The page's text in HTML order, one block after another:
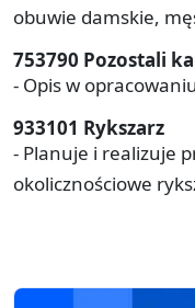
obuwie damskie,
753790 Pozostali
- Opis w opracowaniu
933101 Rykszarz
- Planuje i realizuje
okolicznościowe